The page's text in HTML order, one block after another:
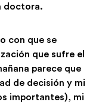
doctora.
con que se
que sufre el
parece que
de decisión y mi
importantes), mi